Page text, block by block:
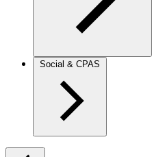
Social & CPAS